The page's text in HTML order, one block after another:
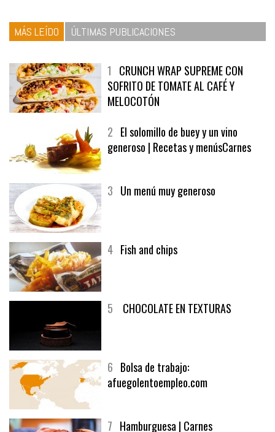
1CRUNCH WRAP SUPREME CON
SOFRITO DE TOMATE AL CAFÉ Y
MELOCOTÓN
2El solomillo de buey y un vino
6Bolsa de trabajo: